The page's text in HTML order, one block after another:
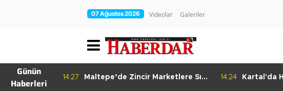
07 Ağustos 2026 Videolar Galeriler
Günün
Haberleri
14:27
Maltepe’de Zincir Marketlere Sıkı
14:24
Kartal'da